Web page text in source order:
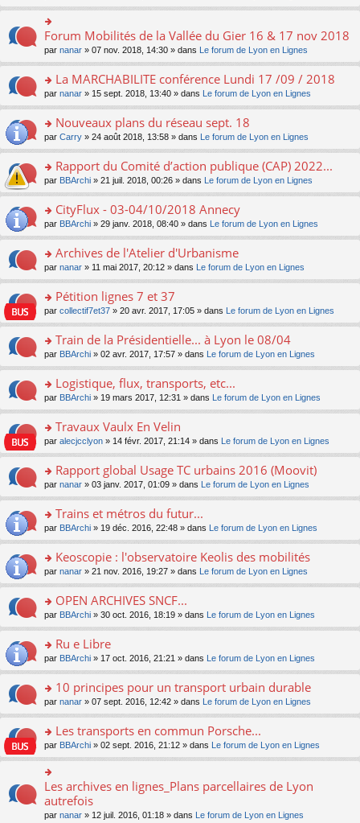
e
nt
u
s
ré
c
e
nt
le
pl
u
s
c
e
nt
e
n
o
lu
pl
u
s
c
e
nt
s
g
e
n
o
lu
pl
u
s
c
e
nt
le
m
e
s
g
e
n
o
lu
pl
u
s
c
e
nt
n
s
ult
er
le
m
e
s
g
e
n
o
lu
pl
u
s
c
e
nt
o
n
er
le
m
e
s
a
g
e
n
n
lu
le
pl
u
c
e
nt
Forum Mobilités de la Vallée du Gier 16 & 17 nov 2018
par nanar » 07 nov. 2018, 14:30 » dans Le forum de Lyon en Lignes
o
n
ult
er
le
m
e
a
g
e
n
n
le
pl
u
ré
c
e
nt
La MARCHABILITE conférence Lundi 17 /09 / 2018
par nanar » 15 sept. 2018, 13:40 » dans Le forum de Lyon en Lignes
o
n
ult
er
le
m
e
a
g
e
n
n
le
pl
u
ré
c
e
nt
Nouveaux plans du réseau sept. 18
par Carry » 24 août 2018, 13:58 » dans Le forum de Lyon en Lignes
o
n
ult
er
le
m
e
a
g
e
n
n
le
pl
u
ré
c
e
nt
Rapport du Comité d’action publique (CAP) 2022...
par BBArchi » 21 juil. 2018, 00:26 » dans Le forum de Lyon en Lignes
o
n
ult
er
le
m
e
a
g
e
n
n
le
pl
u
ré
c
e
nt
CityFlux - 03-04/10/2018 Annecy
par BBArchi » 29 janv. 2018, 08:40 » dans Le forum de Lyon en Lignes
o
n
ult
er
le
m
e
a
g
e
n
n
le
pl
u
ré
c
e
nt
Archives de l'Atelier d'Urbanisme
par nanar » 11 mai 2017, 20:12 » dans Le forum de Lyon en Lignes
o
n
ult
er
le
m
e
a
g
e
n
n
le
pl
u
ré
c
e
nt
Pétition lignes 7 et 37
par collectif7et37 » 20 avr. 2017, 17:05 » dans Le forum de Lyon en Lignes
o
n
ult
er
le
m
e
a
g
e
n
n
le
pl
u
ré
c
e
nt
Train de la Présidentielle... à Lyon le 08/04
par BBArchi » 02 avr. 2017, 17:57 » dans Le forum de Lyon en Lignes
o
n
ult
er
le
m
e
a
g
e
n
n
le
pl
u
ré
c
e
nt
Logistique, flux, transports, etc...
par BBArchi » 19 mars 2017, 12:31 » dans Le forum de Lyon en Lignes
o
n
ult
er
le
m
e
a
g
e
n
n
le
pl
u
ré
c
e
nt
Travaux Vaulx En Velin
par alecjcclyon » 14 févr. 2017, 21:14 » dans Le forum de Lyon en Lignes
o
n
ult
er
le
m
e
a
g
e
n
n
le
pl
u
ré
c
e
nt
Rapport global Usage TC urbains 2016 (Moovit)
par nanar » 03 janv. 2017, 01:09 » dans Le forum de Lyon en Lignes
o
n
ult
er
le
m
e
a
g
e
n
n
le
pl
u
s
ré
c
e
nt
Trains et métros du futur...
par BBArchi » 19 déc. 2016, 22:48 » dans Le forum de Lyon en Lignes
o
n
ult
er
le
m
e
a
g
e
n
n
le
pl
u
s
Keoscopie : l'observatoire Keolis des mobilités
par nanar » 21 nov. 2016, 19:27 » dans Le forum de Lyon en Lignes
o
n
ult
er
le
m
e
a
g
e
n
o
lu
le
OPEN ARCHIVES SNCF...
par BBArchi » 30 oct. 2016, 18:19 » dans Le forum de Lyon en Lignes
o
n
ult
er
le
m
e
s
g
e
n
Ru e Libre
par BBArchi » 17 oct. 2016, 21:21 » dans Le forum de Lyon en Lignes
o
n
ult
er
le
m
s
10 principes pour un transport urbain durable
par nanar » 07 sept. 2016, 12:42 » dans Le forum de Lyon en Lignes
o
n
s
ult
er
le
m
Les transports en commun Porsche...
par BBArchi » 02 sept. 2016, 21:12 » dans Le forum de Lyon en Lignes
n
Les archives en lignes_Plans parcellaires de Lyon
autrefois
par nanar » 12 juil. 2016, 01:18 » dans Le forum de Lyon en Lignes